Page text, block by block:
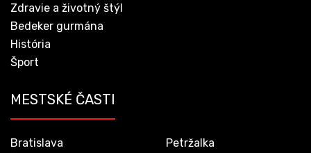
Zdravie a životný štýl
Bedeker gurmána
História
Šport
MESTSKÉ ČASTI
Bratislava
Petržalka